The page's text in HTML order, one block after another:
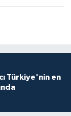
Türkiye'nin en